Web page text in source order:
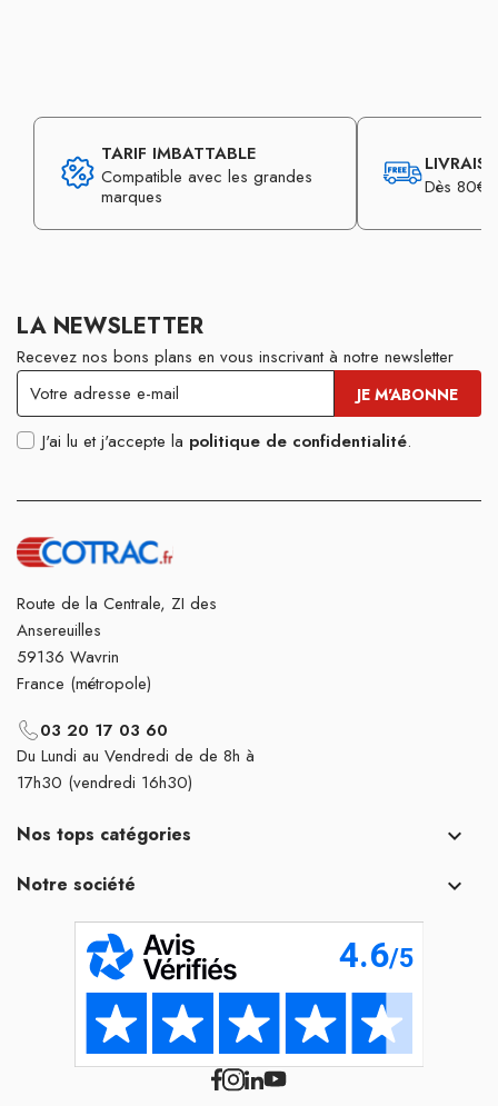
TARIF IMBATTABLE
Compatible avec les grandes
marques
Dès 80€
LA NEWSLETTER
Recevez nos bons plans en vous inscrivant à notre newsletter
J'ai lu et j'accepte la politique de confidentialité.
Route de la Centrale, ZI des
Ansereuilles
59136 Wavrin
France (métropole)
03 20 17 03 60
Du Lundi au Vendredi de de 8h à
17h30 (vendredi 16h30)
Nos tops catégories 
Notre société 